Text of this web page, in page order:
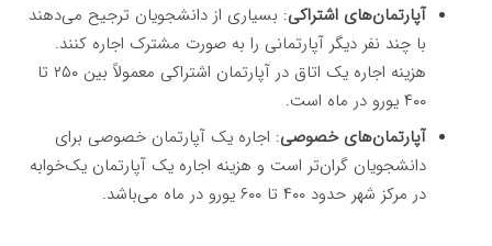
آپارتمان‌های اشتراکی: بسیاری از دانشجویان ترجیح می‌دهند
با چند نفر دیگر آپارتمانی را به صورت مشترک اجاره کنند.
هزینه اجاره یک اتاق در آپارتمان اشتراکی معمولاً بین ۲۵۰ تا
۴۰۰ یورو در ماه است.
آپارتمان‌های خصوصی: اجاره یک آپارتمان خصوصی برای
دانشجویان گران‌تر است و هزینه اجاره یک آپارتمان یک‌خوابه
در مرکز شهر حدود ۴۰۰ تا ۶۰۰ یورو در ماه می‌باشد.